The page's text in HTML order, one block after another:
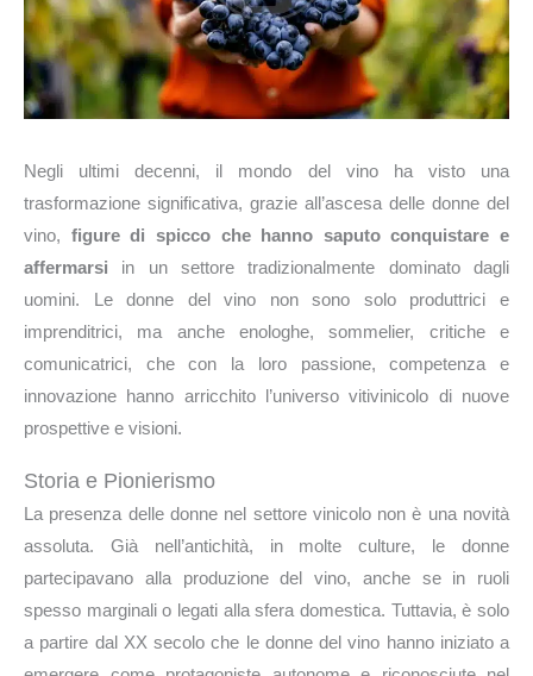
Negli ultimi decenni, il mondo del vino ha visto una
trasformazione significativa, grazie all’ascesa delle donne del
vino, figure di spicco che hanno saputo conquistare e
affermarsi in un settore tradizionalmente dominato dagli
uomini. Le donne del vino non sono solo produttrici e
imprenditrici, ma anche enologhe, sommelier, critiche e
comunicatrici, che con la loro passione, competenza e
innovazione hanno arricchito l’universo vitivinicolo di nuove
prospettive e visioni.
Storia e Pionierismo
La presenza delle donne nel settore vinicolo non è una novità
assoluta. Già nell’antichità, in molte culture, le donne
partecipavano alla produzione del vino, anche se in ruoli
spesso marginali o legati alla sfera domestica. Tuttavia, è solo
a partire dal XX secolo che le donne del vino hanno iniziato a